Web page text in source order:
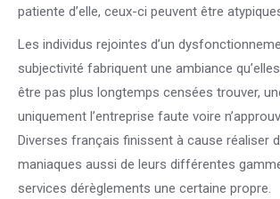
patiente d’elle, ceux-ci peuvent être
Les individus rejointes d’un
subjectivité fabriquent une ambiance
être pas plus longtemps censées trouver,
uniquement l’entreprise faute voire
Diverses français finissent à cause réaliser
maniaques aussi de leurs différentes
services dérèglements une certaine propre.